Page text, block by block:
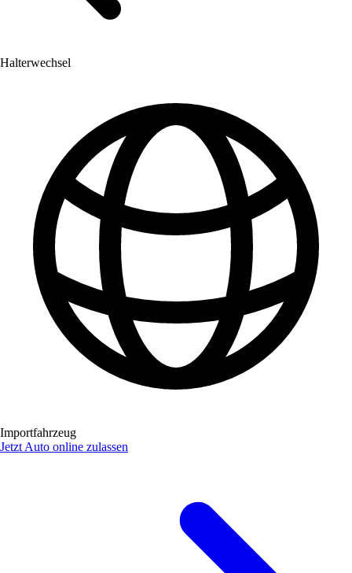
Halterwechsel
Importfahrzeug
Jetzt Auto online zulassen